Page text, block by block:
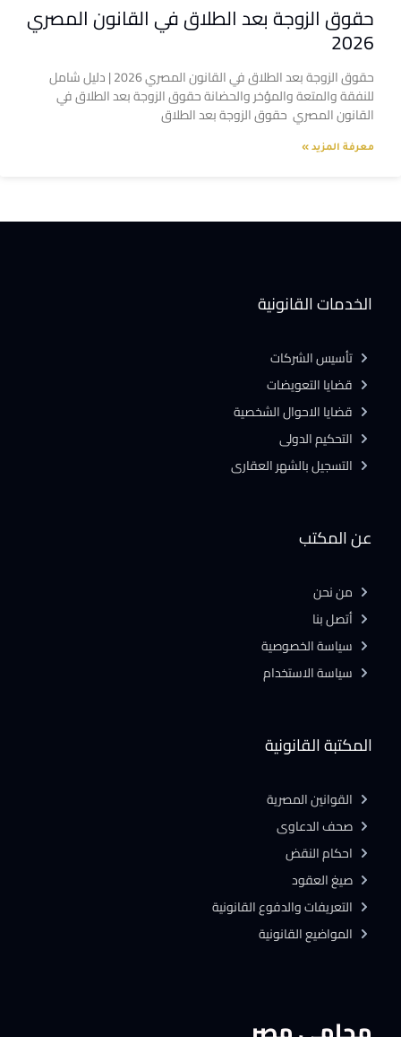
حقوق الزوجة بعد الطلاق في القانون المصري
2026
حقوق الزوجة بعد الطلاق في القانون المصري 2026 | دليل شامل
للنفقة والمتعة والمؤخر والحضانة حقوق الزوجة بعد الطلاق في
القانون المصري حقوق الزوجة بعد الطلاق
معرفة المزيد »
المكتبة القانونية
القوانين المصرية
صحف الدعاوى
احكام النقض
صيغ العقود
التعريفات والدفوع القانونية
المواضيع القانونية
عن المكتب
من نحن
أتصل بنا
سياسة الخصوصية
سياسة الاستخدام
الخدمات القانونية
تأسيس الشركات
قضايا التعويضات
قضايا الاحوال الشخصية
التحكيم الدولى
التسجيل بالشهر العقارى